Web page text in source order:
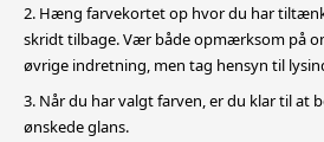
2. Hæng farvekortet op hvor du har
skridt tilbage. Vær både opmærksom på
øvrige indretning, men tag hensyn til
3. Når du har valgt farven, er du klar til at
ønskede glans.